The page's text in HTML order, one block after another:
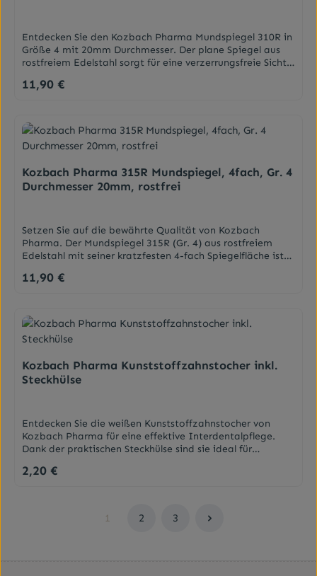
Zahnfleisch. Für eine super-sanfte, extra tiefe Reinigung,
die Du Tag für Tag frisch und sauber fühlen
lässt.EigenschaftenKompatibel mit allen GUM® SONIC
Putzerlebnis für schmerzempfindliche Zähne und
ReinigungEntfernt Plaque (Zahnbelag) 88% tiefer in
schwer zugänglichen Bereichen1Leicht austauschbar, um
Plastikmüll zu reduzieren1 vs. Sensitive-Zahnbürste mit
Entdecken Sie den Kozbach Pharma Mundspiegel 310R in
Größe 4 mit 20mm Durchmesser. Der plane Spiegel aus
rostfreiem Edelstahl sorgt für eine verzerrungsfreie Sicht
Behandlung. Langlebig & sterilisierbar.
Regulärer Preis:
11,90 €
Kozbach Pharma 315R Mundspiegel, 4fach, Gr. 4
Durchmesser 20mm, rostfrei
Setzen Sie auf die bewährte Qualität von Kozbach
Pharma. Der Mundspiegel 315R (Gr. 4) aus rostfreiem
Edelstahl mit seiner kratzfesten 4-fach Spiegelfläche ist
der modernen Zahnarztpraxis.
Regulärer Preis:
11,90 €
Kozbach Pharma Kunststoffzahnstocher inkl.
Steckhülse
Entdecken Sie die weißen Kunststoffzahnstocher von
Kozbach Pharma für eine effektive Interdentalpflege.
Dank der praktischen Steckhülse sind sie ideal für
sicher und hygienisch.
Regulärer Preis:
2,20 €
Seite
1
Seite
2
Seite
3